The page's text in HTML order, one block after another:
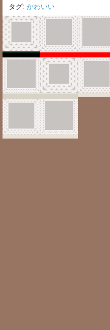
タグ: かわいい